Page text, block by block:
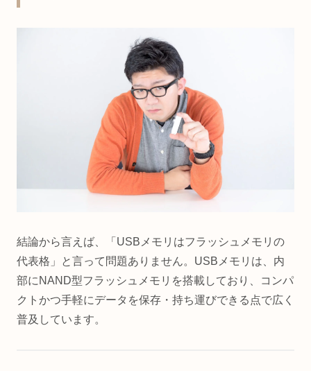
結論から言えば、「USBメモリはフラッシュメモリの
代表格」と言って問題ありません。USBメモリは、内
部にNAND型フラッシュメモリを搭載しており、コンパ
クトかつ手軽にデータを保存・持ち運びできる点で広く
普及しています。